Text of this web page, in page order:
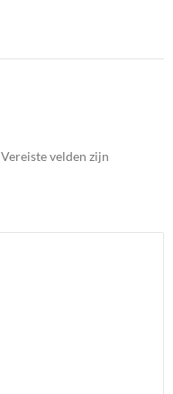
Vereiste velden zijn